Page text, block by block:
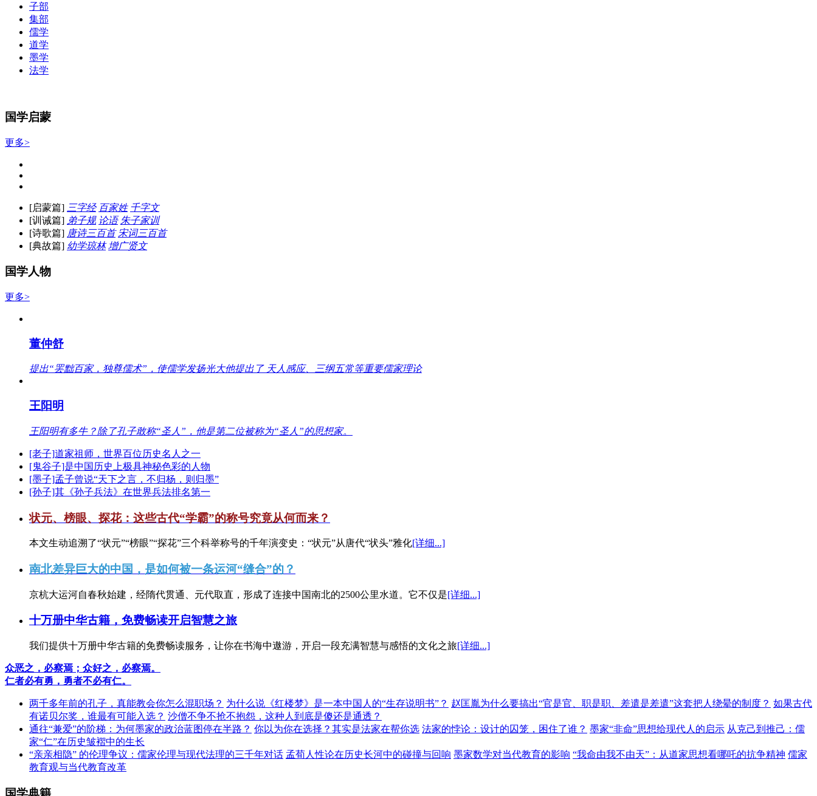
子部
集部
儒学
道学
墨学
法学
国学启蒙
更多>
[启蒙篇] 三字经 百家姓 千字文
[训诫篇] 弟子规 论语 朱子家训
[诗歌篇] 唐诗三百首 宋词三百首
[典故篇] 幼学琼林 增广贤文
国学人物
更多>
董仲舒
提出“罢黜百家，独尊儒术”，使儒学发扬光大他提出了 天人感应、三纲五常等重要儒家理论
王阳明
王阳明有多牛？除了孔子敢称“圣人”，他是第二位被称为“圣人”的思想家。
[老子]道家祖师，世界百位历史名人之一
[鬼谷子]是中国历史上极具神秘色彩的人物
[墨子]孟子曾说“天下之言，不归杨，则归墨”
[孙子]其《孙子兵法》在世界兵法排名第一
状元、榜眼、探花：这些古代“学霸”的称号究竟从何而来？
本文生动追溯了“状元”“榜眼”“探花”三个科举称号的千年演变史：“状元”从唐代“状头”雅化[详细...]
南北差异巨大的中国，是如何被一条运河“缝合”的？
京杭大运河自春秋始建，经隋代贯通、元代取直，形成了连接中国南北的2500公里水道。它不仅是[详细...]
十万册中华古籍，免费畅读开启智慧之旅
我们提供十万册中华古籍的免费畅读服务，让你在书海中遨游，开启一段充满智慧与感悟的文化之旅[详细...]
众恶之，必察焉；众好之，必察焉。
仁者必有勇，勇者不必有仁。
两千多年前的孔子，真能教会你怎么混职场？ 为什么说《红楼梦》是一本中国人的“生存说明书”？ 赵匡胤为什么要搞出“官是官、职是职、差遣是差遣”这套把人绕晕的制度？ 如果古代
有诺贝尔奖，谁最有可能入选？ 沙僧不争不抢不抱怨，这种人到底是傻还是通透？
通往“兼爱”的阶梯：为何墨家的政治蓝图停在半路？ 你以为你在选择？其实是法家在帮你选 法家的悖论：设计的囚笼，困住了谁？ 墨家“非命”思想给现代人的启示 从克己到推己：儒
家“仁”在历史皱褶中的生长
“亲亲相隐” 的伦理争议：儒家伦理与现代法理的三千年对话 孟荀人性论在历史长河中的碰撞与回响 墨家数学对当代教育的影响 “我命由我不由天”：从道家思想看哪吒的抗争精神 儒家
教育观与当代教育改革
国学典籍